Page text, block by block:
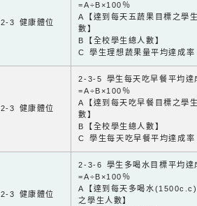
2-3 健康體位
=A÷B×100％
A【達到每天五蔬果目標之學
數】
B【全校學生總人數】
C 學生理想蔬果量平均達成率
2-3 健康體位
2-3-5 學生每天吃早餐平均達
=A÷B×100％
A【達到每天吃早餐目標之學
數】
B【全校學生總人數】
C 學生每天吃早餐平均達成率
2-3 健康體位
2-3-6 學生多喝水目標平均達
=A÷B×100％
A【達到每天多喝水
之學生人數】